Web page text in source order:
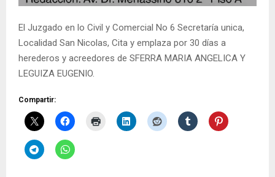
El Juzgado en lo Civil y Comercial No 6 Secretaría unica,
Localidad San Nicolas, Cita y emplaza por 30 días a
herederos y acreedores de SFERRA MARIA ANGELICA Y
LEGUIZA EUGENIO.
Compartir: